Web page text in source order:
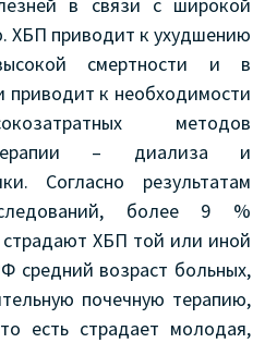
ХБП приводит к ухудшению
смертности и в
приводит к необходимости
методов
терапии – диализа и
Согласно результатам
более 9 %
страдают ХБП той или иной
средний возраст больных,
почечную терапию,
есть страдает молодая,